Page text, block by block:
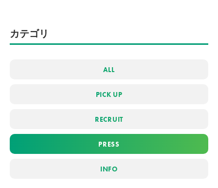
カテゴリ
ALL
PICK UP
RECRUIT
PRESS
INFO